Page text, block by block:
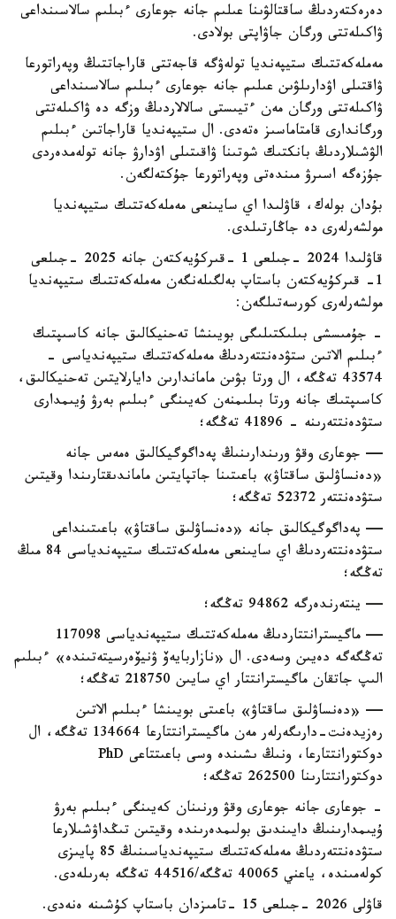
دەرەكتەردىڭ ساقتالۋىنا عىلىم جانە جوعارى ءبىلىم سالاسىنداعى
ۋاكىلەتتى ورگان جاۋاپتى بولادى.
مەملەكەتتىك ستيپەنديا تولەۋگە قاجەتتى قاراجاتتىڭ وپەراتورعا
ۋاقتىلى اۋدارىلۋىن عىلىم جانە جوعارى ءبىلىم سالاسىنداعى
ۋاكىلەتتى ورگان مەن ءتيىستى سالالاردىڭ وزگە دە ۋاكىلەتتى
ورگاندارى قامتاماسىز ەتەدى. ال ستيپەنديا قاراجاتىن ءبىلىم
الۋشىلاردىڭ بانكتىك شوتىنا ۋاقىتىلى اۋدارۋ جانە تولەمدەردى
جۇزەگە اسىرۋ مىندەتى وپەراتورعا جۇكتەلگەن.
بۇدان بولەك، قاۋلىدا اي سايىنعى مەملەكەتتىك ستيپەنديا
مولشەرلەرى دە جاڭارتىلدى.
قاۋلىدا 2024 -جىلعى 1 -قىركۇيەكتەن جانە 2025 -جىلعى
1- قىركۇيەكتەن باستاپ بەلگىلەنگەن مەملەكەتتىك ستيپەنديا
مولشەرلەرى كورسەتىلگەن:
- جۇمىسشى بىلىكتىلىگى بويىنشا تەحنيكالىق جانە كاسىپتىك
ءبىلىم الاتىن ستۋدەنتتەردىڭ مەملەكەتتىك ستيپەندياسى -
43574 تەڭگە، ال ورتا بۋىن ماماندارىن دايارلايتىن تەحنيكالىق،
كاسىپتىك جانە ورتا بىلىمنەن كەيىنگى ءبىلىم بەرۋ ۇيىمدارى
ستۋدەنتتەرىنە - 41896 تەڭگە؛
— جوعارى وقۋ ورىندارىنىڭ پەداگوگيكالىق ەمەس جانە
«دەنساۋلىق ساقتاۋ» باعىتىنا جاتپايتىن ماماندىقتارىندا وقيتىن
ستۋدەنتتەر 52372 تەڭگە؛
— پەداگوگيكالىق جانە «دەنساۋلىق ساقتاۋ» باعىتىنداعى
ستۋدەنتتەردىڭ اي سايىنعى مەملەكەتتىك ستيپەندياسى 84 مىڭ
تەڭگە؛
— ينتەرندەرگە 94862 تەڭگە؛
— ماگيسترانتتاردىڭ مەملەكەتتىك ستيپەندياسى 117098
تەڭگەگە دەيىن وسەدى. ال «نازاربايەۆ ۋنيۆەرسيتەتىندە» ءبىلىم
الىپ جاتقان ماگيسترانتتار اي سايىن 218750 تەڭگە؛
— «دەنساۋلىق ساقتاۋ» باعىتى بويىنشا ءبىلىم الاتىن
رەزيدەنت-دارىگەرلەر مەن ماگيسترانتتارعا 134664 تەڭگە، ال
دوكتورانتتارعا، ونىڭ ىشىندە وسى باعىتتاعى PhD
دوكتورانتتارىنا 262500 تەڭگە؛
- جوعارى جانە جوعارى وقۋ ورنىنان كەيىنگى ءبىلىم بەرۋ
ۇيىمدارىنىڭ دايىندىق بولىمدەرىندە وقيتىن تىڭداۋشىلارعا
ستۋدەنتتەردىڭ مەملەكەتتىك ستيپەندياسىنىڭ 85 پايىزى
كولەمىندە، ياعني 40065 تەڭگە/44516 تەڭگە بەرىلەدى.
قاۋلى 2026 -جىلعى 15 -تامىزدان باستاپ كۇشىنە ەنەدى.